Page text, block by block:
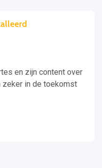
en zijn content over
zeker in de toekomst